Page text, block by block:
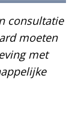
consultatie
moeten
met